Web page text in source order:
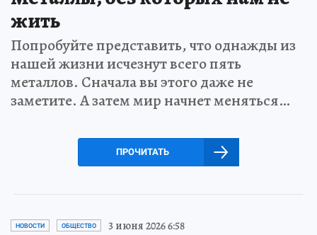
жить
Попробуйте представить, что однажды из
нашей жизни исчезнут всего пять
металлов. Сначала вы этого даже не
заметите. А затем мир начнет меняться…
ПРОЧИТАТЬ
НОВОСТИ ОБЩЕСТВО 3 июня 2026 6:58